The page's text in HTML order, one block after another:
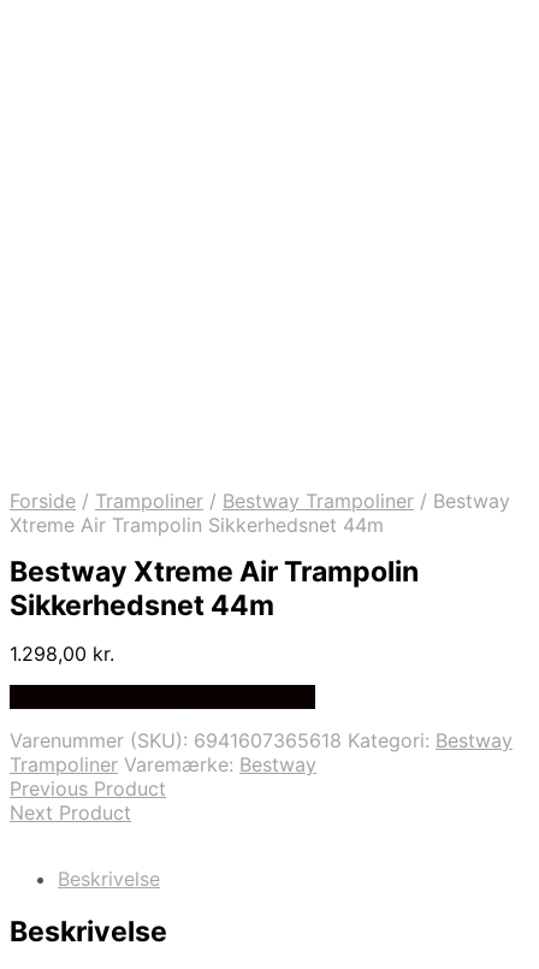
Forside / Trampoliner / Bestway Trampoliner / Bestway
Xtreme Air Trampolin Sikkerhedsnet 44m
Bestway Xtreme Air Trampolin
Sikkerhedsnet 44m
1.298,00 kr.
Varenummer (SKU): 6941607365618 Kategori: Bestway
Trampoliner Varemærke: Bestway
Previous Product
Next Product
Beskrivelse
Beskrivelse